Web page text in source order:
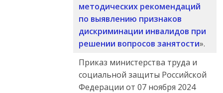
методических рекомендаций
по выявлению признаков
дискриминации инвалидов при
решении вопросов занятости».
Приказ министерства труда и
социальной защиты Российской
Федерации от 07 ноября 2024